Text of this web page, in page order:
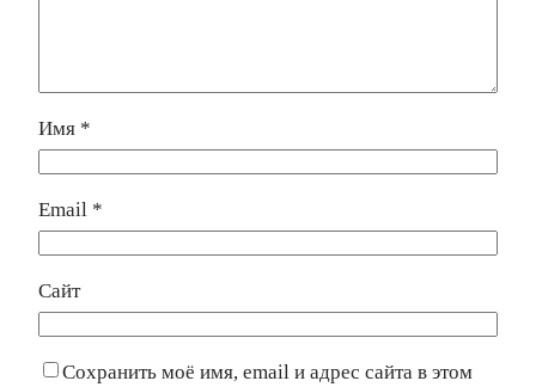
Имя *
Email *
Сайт
Сохранить моё имя, email и адрес сайта в этом